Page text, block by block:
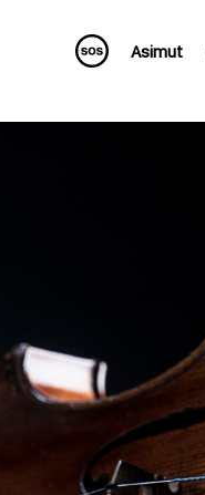
Asimut